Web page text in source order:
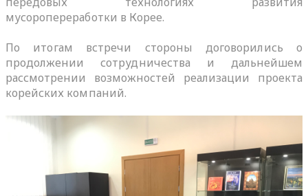
мусоропереработки в Корее.
По итогам встречи стороны договорились о
продолжении сотрудничества и дальнейшем
рассмотрении возможностей реализации проекта
корейских компаний.